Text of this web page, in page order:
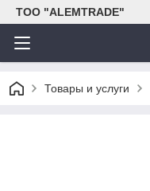
ТОО "ALEMTRADE"
Товары и услуги